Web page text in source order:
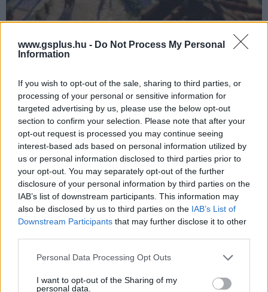
www.gsplus.hu - Do Not Process My Personal
Information
If you wish to opt-out of the sale, sharing to third parties, or
processing of your personal or sensitive information for
targeted advertising by us, please use the below opt-out
section to confirm your selection. Please note that after your
opt-out request is processed you may continue seeing
interest-based ads based on personal information utilized by
us or personal information disclosed to third parties prior to
your opt-out. You may separately opt-out of the further
disclosure of your personal information by third parties on the
IAB’s list of downstream participants. This information may
also be disclosed by us to third parties on the IAB’s List of
Downstream Participants that may further disclose it to other
Please note that this website/app uses one or more Google
not limited to your visit or usage behaviour. You may click to
Personal Data Processing Opt Outs
I want to opt-out of the Sharing of my
personal data.
Dungeons & Dragons videojátékokat
| 2024.03.25 13:15
bőven lehetőségünk visszalátogatni a Forgotten Realms
világába.
A Baldur's Gate 3 díjnyertes színésze csatlakozott a